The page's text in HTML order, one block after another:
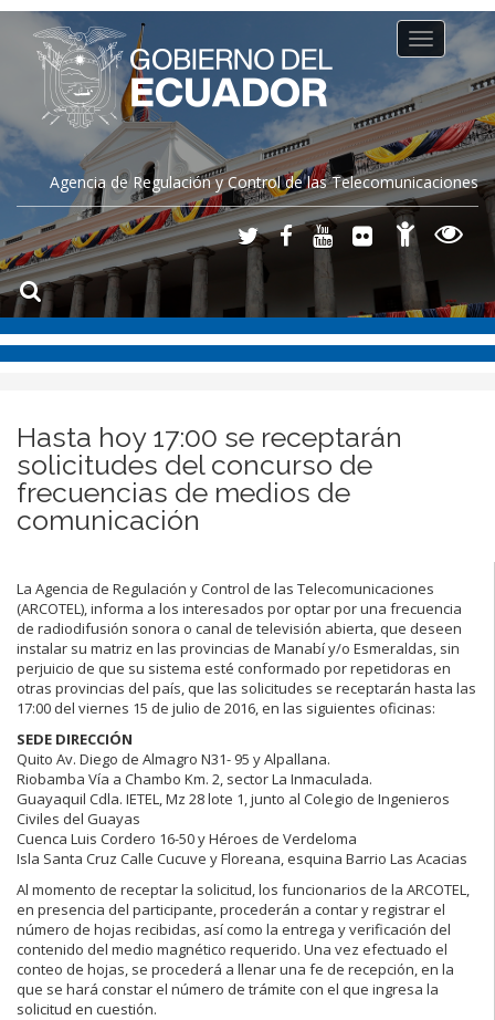
Agencia de Regulación y Control de las Telecomunicaciones
Toggle
navigation
Hasta hoy 17:00 se receptarán
solicitudes del concurso de
frecuencias de medios de
comunicación
La Agencia de Regulación y Control de las Telecomunicaciones
(ARCOTEL), informa a los interesados por optar por una frecuencia
de radiodifusión sonora o canal de televisión abierta, que deseen
instalar su matriz en las provincias de Manabí y/o Esmeraldas, sin
perjuicio de que su sistema esté conformado por repetidoras en
otras provincias del país, que las solicitudes se receptarán hasta las
17:00 del viernes 15 de julio de 2016, en las siguientes oficinas:
SEDE DIRECCIÓN
Quito Av. Diego de Almagro N31- 95 y Alpallana.
Riobamba Vía a Chambo Km. 2, sector La Inmaculada.
Guayaquil Cdla. IETEL, Mz 28 lote 1, junto al Colegio de Ingenieros
Civiles del Guayas
Cuenca Luis Cordero 16-50 y Héroes de Verdeloma
Isla Santa Cruz Calle Cucuve y Floreana, esquina Barrio Las Acacias
Al momento de receptar la solicitud, los funcionarios de la ARCOTEL,
en presencia del participante, procederán a contar y registrar el
número de hojas recibidas, así como la entrega y verificación del
contenido del medio magnético requerido. Una vez efectuado el
conteo de hojas, se procederá a llenar una fe de recepción, en la
que se hará constar el número de trámite con el que ingresa la
solicitud en cuestión.